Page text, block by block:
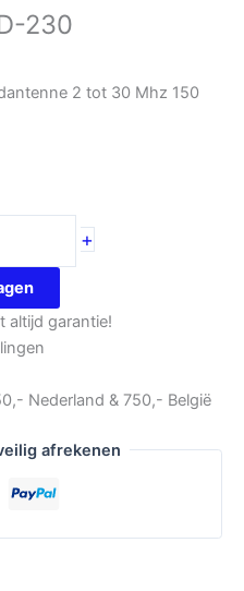
230
2 tot 30 Mhz 150
+
altijd garantie!
Nederland & 750,- België
afrekenen